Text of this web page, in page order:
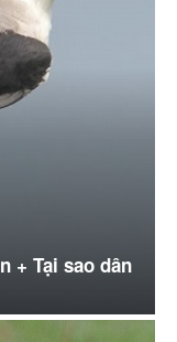
+ Tại sao dân